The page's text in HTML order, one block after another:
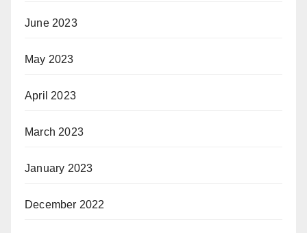
June 2023
May 2023
April 2023
March 2023
January 2023
December 2022